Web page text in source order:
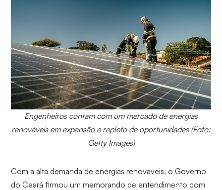
Engenheiros contam com um mercado de energias
renováveis em expansão e repleto de oportunidades (Foto:
Getty Images)
Com a alta demanda de energias renováveis, o Governo
do Ceará firmou um memorando de entendimento com